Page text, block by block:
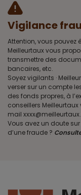
Vigilance
Attention, vous pouvez
Meilleurtaux vous
transmettre des
bancaires, etc.
Soyez vigilants ·
verser sur un compte
des fonds propres, à
conseillers
mail
Vous avez un doute
d’une fraude ?